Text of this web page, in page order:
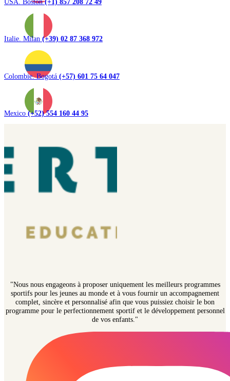
Italie. Milan (+39) 02 87 368 972
Colombie. Bogotá (+57) 601 75 64 047
Mexico (+52) 554 160 44 95
"Nous nous engageons à proposer uniquement les meilleurs programmes
sportifs pour les jeunes au monde et à vous fournir un accompagnement
complet, sincère et personnalisé afin que vous puissiez choisir le bon
programme pour le perfectionnement sportif et le développement personnel
de vos enfants."